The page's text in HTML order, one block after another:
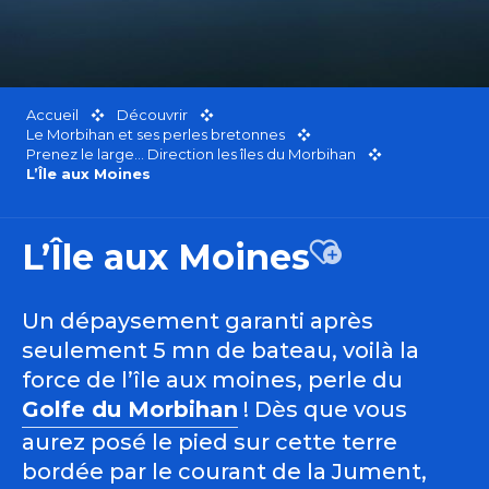
Accueil
Découvrir
Le Morbihan et ses perles bretonnes
Prenez le large… Direction les îles du Morbihan
L’Île aux Moines
L’Île aux MoinesAjouter aux
Un dépaysement garanti après
seulement 5 mn de bateau, voilà la
force de l’île aux moines, perle du
Golfe du Morbihan ! Dès que vous
aurez posé le pied sur cette terre
bordée par le courant de la Jument,